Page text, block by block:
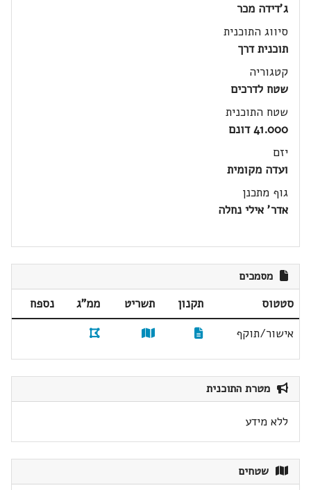
ג'דידה מכר
סיווג התוכנית
תוכנית דרך
קטגוריה
שטח לדרכים
שטח התוכנית
41.000 דונם
יזם
ועדה מקומית
גוף מתכנן
אדר' אילי נחלה
מסמכים
סטטוס תקנון תשריט ממ"ג
נספח
אישור/תוקף
מטרת התוכנית
ללא מידע
שטחים